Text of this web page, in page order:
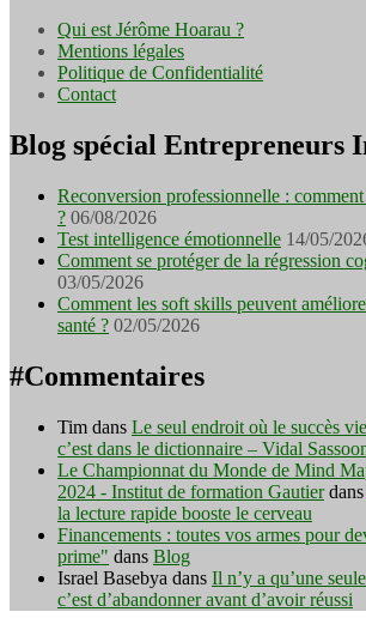
Qui est Jérôme Hoarau ?
Mentions légales
Politique de Confidentialité
Contact
Blog spécial Entrepreneurs
Reconversion professionnelle :
? 06/08/2026
Test intelligence émotionnelle 14/05/
Comment se protéger de la régression
03/05/2026
Comment les soft skills peuvent
santé ? 02/05/2026
#Commentaires
Tim dans Le seul endroit où le succès
c’est dans le dictionnaire – Vidal
Le Championnat du Monde de Mind
2024 - Institut de formation Gautierdans
la lecture rapide booste le cerveau
Financements : toutes vos armes pour
prime" dans Blog
Israel Basebya dans Il n’y a qu’une
c’est d’abandonner avant d’avoir réussi